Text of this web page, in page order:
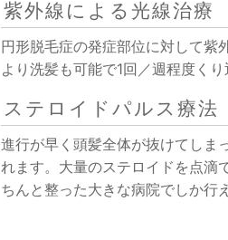
紫外線による光線治療
円形脱毛症の発症部位に対して紫
より洗髪も可能で1回／週程度くり
ステロイドパルス療法
進行が早く頭髪全体が抜けてしま
れます。大量のステロイドを点滴
ちんと整った大きな病院でしか行